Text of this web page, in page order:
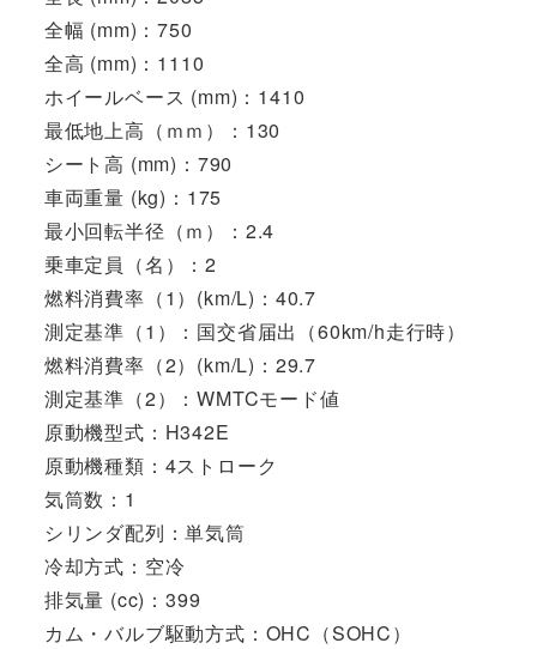
全幅 (mm)：750
全高 (mm)：1110
ホイールベース (mm)：1410
最低地上高（ｍｍ）：130
シート高 (mm)：790
車両重量 (kg)：175
最小回転半径（ｍ）：2.4
乗車定員（名）：2
燃料消費率（1）(km/L)：40.7
測定基準（1）：国交省届出（60km/h走行時）
燃料消費率（2）(km/L)：29.7
測定基準（2）：WMTCモード値
原動機型式：H342E
原動機種類：4ストローク
気筒数：1
シリンダ配列：単気筒
冷却方式：空冷
排気量 (cc)：399
カム・バルブ駆動方式：OHC（SOHC）